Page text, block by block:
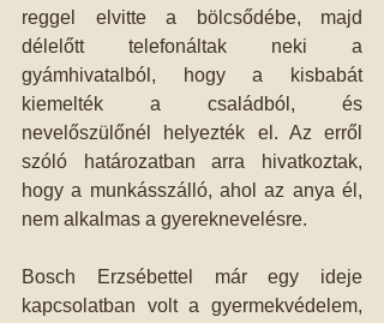
reggel elvitte a bölcsődébe, majd
délelőtt telefonáltak neki a
gyámhivatalból, hogy a kisbabát
kiemelték a családból, és
nevelőszülőnél helyezték el. Az erről
szóló határozatban arra hivatkoztak,
hogy a munkásszálló, ahol az anya él,
nem alkalmas a gyereknevelésre.
Bosch Erzsébettel már egy ideje
kapcsolatban volt a gyermekvédelem,